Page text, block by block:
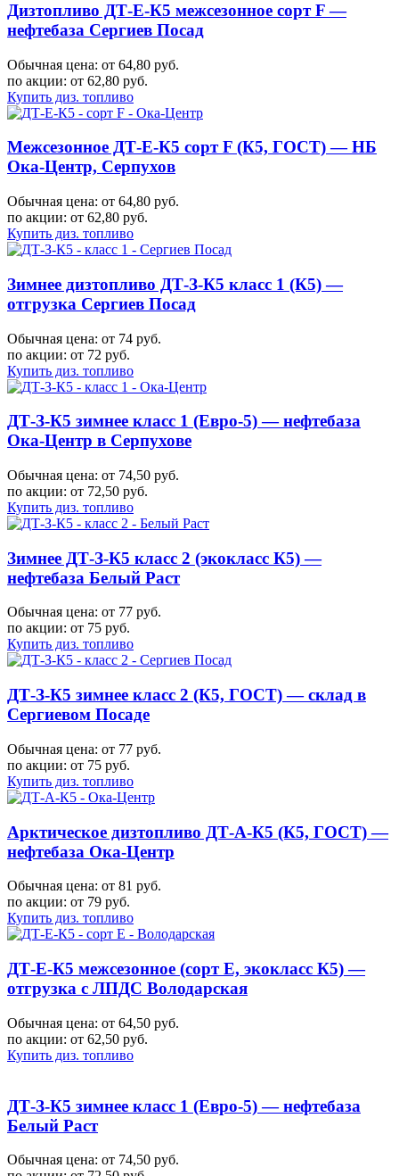
Дизтопливо ДТ-Е-К5 межсезонное сорт F —
нефтебаза Сергиев Посад
Обычная цена: от 64,80 руб.
по акции: от 62,80 руб.
Купить диз. топливо
Межсезонное ДТ-Е-К5 сорт F (К5, ГОСТ) — НБ
Ока-Центр, Серпухов
Обычная цена: от 64,80 руб.
по акции: от 62,80 руб.
Купить диз. топливо
Зимнее дизтопливо ДТ-З-К5 класс 1 (К5) —
отгрузка Сергиев Посад
Обычная цена: от 74 руб.
по акции: от 72 руб.
Купить диз. топливо
ДТ-З-К5 зимнее класс 1 (Евро-5) — нефтебаза
Ока-Центр в Серпухове
Обычная цена: от 74,50 руб.
по акции: от 72,50 руб.
Купить диз. топливо
Зимнее ДТ-З-К5 класс 2 (экокласс К5) —
нефтебаза Белый Раст
Обычная цена: от 77 руб.
по акции: от 75 руб.
Купить диз. топливо
ДТ-З-К5 зимнее класс 2 (К5, ГОСТ) — склад в
Сергиевом Посаде
Обычная цена: от 77 руб.
по акции: от 75 руб.
Купить диз. топливо
Арктическое дизтопливо ДТ-А-К5 (К5, ГОСТ) —
нефтебаза Ока-Центр
Обычная цена: от 81 руб.
по акции: от 79 руб.
Купить диз. топливо
ДТ-Е-К5 межсезонное (сорт Е, экокласс К5) —
отгрузка с ЛПДС Володарская
Обычная цена: от 64,50 руб.
по акции: от 62,50 руб.
Купить диз. топливо
ДТ-З-К5 зимнее класс 1 (Евро-5) — нефтебаза
Белый Раст
Обычная цена: от 74,50 руб.